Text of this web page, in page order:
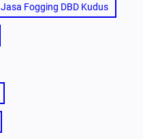
Jasa Fogging DBD Kudus